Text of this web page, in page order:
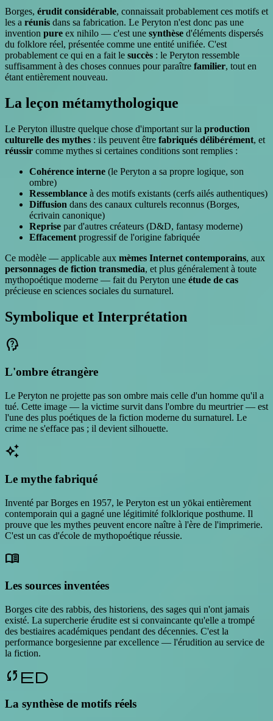
Borges, érudit considérable, connaissait probablement ces motifs et
les a réunis dans sa fabrication. Le Peryton n'est donc pas une
invention pure ex nihilo — c'est une synthèse d'éléments dispersés
du folklore réel, présentée comme une entité unifiée. C'est
probablement ce qui en a fait le succès : le Peryton ressemble
suffisamment à des choses connues pour paraître familier, tout en
étant entièrement nouveau.
La leçon métamythologique
Le Peryton illustre quelque chose d'important sur la production
culturelle des mythes : ils peuvent être fabriqués délibérément, et
réussir comme mythes si certaines conditions sont remplies :
Cohérence interne (le Peryton a sa propre logique, son
ombre)
Ressemblance à des motifs existants (cerfs ailés authentiques)
Diffusion dans des canaux culturels reconnus (Borges,
écrivain canonique)
Reprise par d'autres créateurs (D&D, fantasy moderne)
Effacement progressif de l'origine fabriquée
Ce modèle — applicable aux mèmes Internet contemporains, aux
personnages de fiction transmedia, et plus généralement à toute
mythopoétique moderne — fait du Peryton une étude de cas
précieuse en sciences sociales du surnaturel.
Symbolique et Interprétation
psychology_alt
L'ombre étrangère
Le Peryton ne projette pas son ombre mais celle d'un homme qu'il a
tué. Cette image — la victime survit dans l'ombre du meurtrier — est
l'une des plus poétiques de la fiction moderne du surnaturel. Le
crime ne s'efface pas ; il devient silhouette.
auto_awesome
Le mythe fabriqué
Inventé par Borges en 1957, le Peryton est un yōkai entièrement
contemporain qui a gagné une légitimité folklorique posthume. Il
prouve que les mythes peuvent encore naître à l'ère de l'imprimerie.
C'est un cas d'école de mythopoétique réussie.
menu_book
Les sources inventées
Borges cite des rabbis, des historiens, des sages qui n'ont jamais
existé. La supercherie érudite est si convaincante qu'elle a trompé
des bestiaires académiques pendant des décennies. C'est la
performance borgesienne par excellence — l'érudition au service de
la fiction.
synced
La synthèse de motifs réels